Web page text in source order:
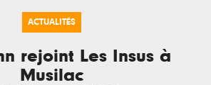
ACTUALITÉS
rejoint Les Insus à
Musilac